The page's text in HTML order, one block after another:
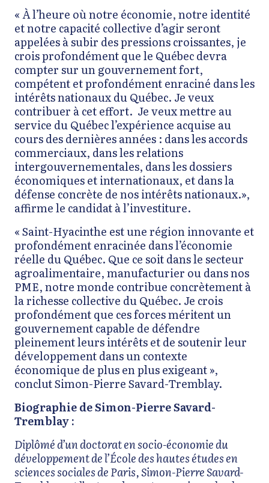
« À l’heure où notre économie, notre identité
et notre capacité collective d’agir seront
appelées à subir des pressions croissantes, je
crois profondément que le Québec devra
compter sur un gouvernement fort,
compétent et profondément enraciné dans les
intérêts nationaux du Québec. Je veux
contribuer à cet effort. Je veux mettre au
service du Québec l’expérience acquise au
cours des dernières années : dans les accords
commerciaux, dans les relations
intergouvernementales, dans les dossiers
économiques et internationaux, et dans la
défense concrète de nos intérêts nationaux.»,
affirme le candidat à l’investiture.
« Saint-Hyacinthe est une région innovante et
profondément enracinée dans l’économie
réelle du Québec. Que ce soit dans le secteur
agroalimentaire, manufacturier ou dans nos
PME, notre monde contribue concrètement à
la richesse collective du Québec. Je crois
profondément que ces forces méritent un
gouvernement capable de défendre
pleinement leurs intérêts et de soutenir leur
développement dans un contexte
économique de plus en plus exigeant »,
conclut Simon-Pierre Savard-Tremblay.
Biographie de Simon-Pierre Savard-
Tremblay :
Diplômé d’un doctorat en socio-économie du
développement de l’École des hautes études en
sciences sociales de Paris, Simon-Pierre Savard-